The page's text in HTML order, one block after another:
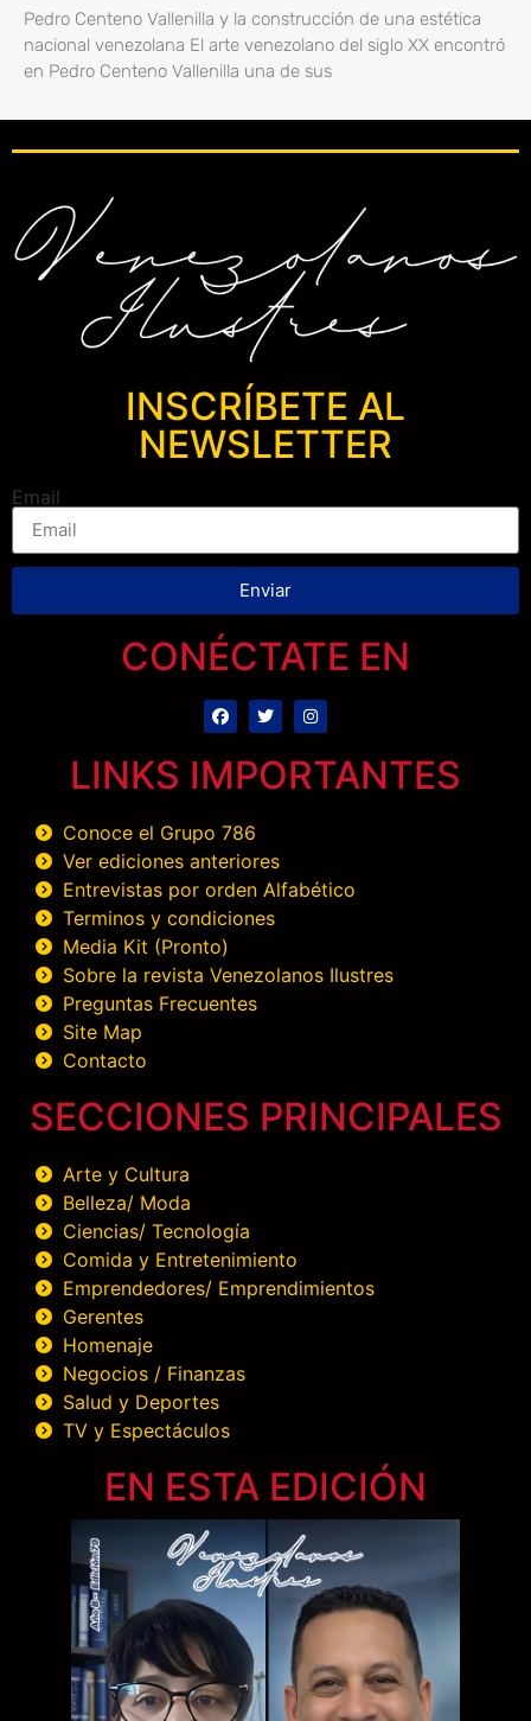
Pedro Centeno Vallenilla y la construcción de una estética
nacional venezolana El arte venezolano del siglo XX encontró
en Pedro Centeno Vallenilla una de sus
INSCRÍBETE AL
NEWSLETTER
Email
Enviar
CONÉCTATE EN
LINKS IMPORTANTES
Conoce el Grupo 786
Ver ediciones anteriores
Entrevistas por orden Alfabético
Terminos y condiciones
Media Kit (Pronto)
Sobre la revista Venezolanos Ilustres
Preguntas Frecuentes
Site Map
Contacto
SECCIONES PRINCIPALES
Arte y Cultura
Belleza/ Moda
Ciencias/ Tecnología
Comida y Entretenimiento
Emprendedores/ Emprendimientos
Gerentes
Homenaje
Negocios / Finanzas
Salud y Deportes
TV y Espectáculos
EN ESTA EDICIÓN